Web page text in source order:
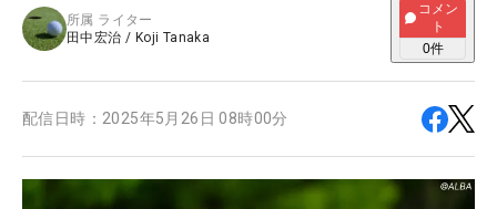
所属 ライター
田中宏治 / Koji Tanaka
コメン
ト
0件
配信日時： 2025年5月26日 08時00分